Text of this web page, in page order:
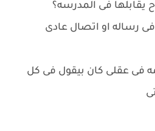
يقابلها فى المدرسه؟
رساله او اتصال عادى
فى عقلى كان بيقول فى كل